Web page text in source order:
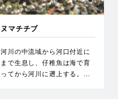
ヌマチチブ
河川の中流域から河口付近に
まで生息し、仔稚魚は海で育
ってから河川に遡上する。…